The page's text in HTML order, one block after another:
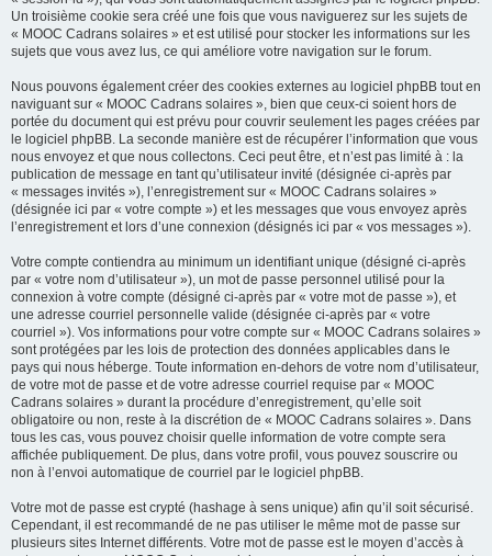
Un troisième cookie sera créé une fois que vous naviguerez sur les sujets de
« MOOC Cadrans solaires » et est utilisé pour stocker les informations sur les
sujets que vous avez lus, ce qui améliore votre navigation sur le forum.
Nous pouvons également créer des cookies externes au logiciel phpBB tout en
naviguant sur « MOOC Cadrans solaires », bien que ceux-ci soient hors de
portée du document qui est prévu pour couvrir seulement les pages créées par
le logiciel phpBB. La seconde manière est de récupérer l’information que vous
nous envoyez et que nous collectons. Ceci peut être, et n’est pas limité à : la
publication de message en tant qu’utilisateur invité (désignée ci-après par
« messages invités »), l’enregistrement sur « MOOC Cadrans solaires »
(désignée ici par « votre compte ») et les messages que vous envoyez après
l’enregistrement et lors d’une connexion (désignés ici par « vos messages »).
Votre compte contiendra au minimum un identifiant unique (désigné ci-après
par « votre nom d’utilisateur »), un mot de passe personnel utilisé pour la
connexion à votre compte (désigné ci-après par « votre mot de passe »), et
une adresse courriel personnelle valide (désignée ci-après par « votre
courriel »). Vos informations pour votre compte sur « MOOC Cadrans solaires »
sont protégées par les lois de protection des données applicables dans le
pays qui nous héberge. Toute information en-dehors de votre nom d’utilisateur,
de votre mot de passe et de votre adresse courriel requise par « MOOC
Cadrans solaires » durant la procédure d’enregistrement, qu’elle soit
obligatoire ou non, reste à la discrétion de « MOOC Cadrans solaires ». Dans
tous les cas, vous pouvez choisir quelle information de votre compte sera
affichée publiquement. De plus, dans votre profil, vous pouvez souscrire ou
non à l’envoi automatique de courriel par le logiciel phpBB.
Votre mot de passe est crypté (hashage à sens unique) afin qu’il soit sécurisé.
Cependant, il est recommandé de ne pas utiliser le même mot de passe sur
plusieurs sites Internet différents. Votre mot de passe est le moyen d’accès à